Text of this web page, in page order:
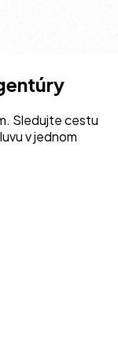
Sledujte cestu
v jednom